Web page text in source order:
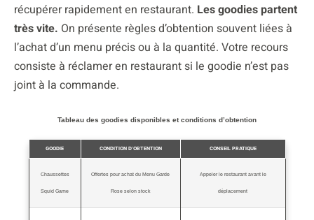
récupérer rapidement en restaurant. Les goodies partent
très vite. On présente règles d’obtention souvent liées à
l’achat d’un menu précis ou à la quantité. Votre recours
consiste à réclamer en restaurant si le goodie n’est pas
joint à la commande.
Tableau des goodies disponibles et conditions d’obtention
GOODIE CONDITION D’OBTENTION CONSEIL PRATIQUE
Chaussettes
Squid Game
Offertes pour achat du Menu Garde
Rose selon stock
Appeler le restaurant avant le
déplacement